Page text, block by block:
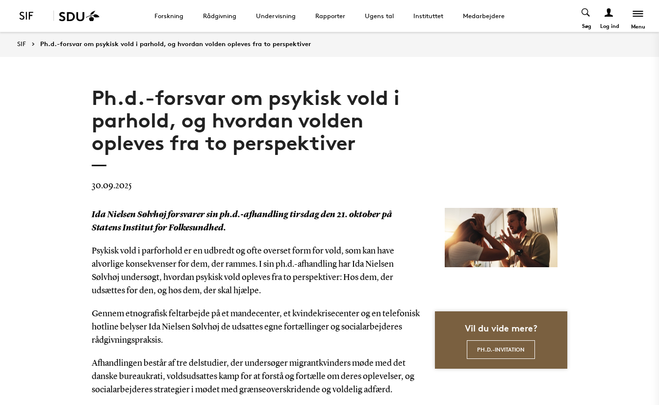
Forskning Rådgivning Undervisning Rapporter Ugens tal Instituttet Medarbejdere
Søg Log ind Menu
SIF Ph.d.-forsvar om psykisk vold i parhold, og hvordan volden opleves fra to perspektiver
Ph.d.-forsvar om psykisk vold i
parhold, og hvordan volden
opleves fra to perspektiver
30.09.2025
Ida Nielsen Sølvhøj forsvarer sin ph.d.-afhandling tirsdag den 21. oktober på
Statens Institut for Folkesundhed.
Psykisk vold i parforhold er en udbredt og ofte overset form for vold, som kan have
alvorlige konsekvenser for dem, der rammes. I sin ph.d.-afhandling har Ida Nielsen
Sølvhøj undersøgt, hvordan psykisk vold opleves fra to perspektiver: Hos dem, der
udsættes for den, og hos dem, der skal hjælpe.
Gennem etnografisk feltarbejde på et mandecenter, et kvindekrisecenter og en telefonisk
hotline belyser Ida Nielsen Sølvhøj de udsattes egne fortællinger og socialarbejderes
rådgivningspraksis.
Afhandlingen består af tre delstudier, der undersøger migrantkvinders møde med det
danske bureaukrati, voldsudsattes kamp for at forstå og fortælle om deres oplevelser, og
socialarbejderes strategier i mødet med grænseoverskridende og voldelig adfærd.
Vil du vide mere?
PH.D.-INVITATION